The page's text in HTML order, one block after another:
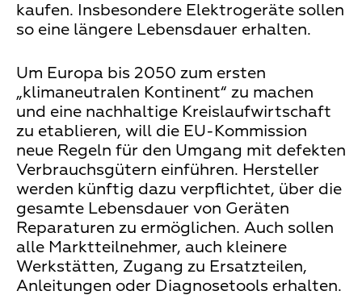
kaufen. Insbesondere Elektrogeräte sollen
so eine längere Lebensdauer erhalten.
Um Europa bis 2050 zum ersten
„klimaneutralen Kontinent“ zu machen
und eine nachhaltige Kreislaufwirtschaft
zu etablieren, will die EU-Kommission
neue Regeln für den Umgang mit defekten
Verbrauchsgütern einführen. Hersteller
werden künftig dazu verpflichtet, über die
gesamte Lebensdauer von Geräten
Reparaturen zu ermöglichen. Auch sollen
alle Marktteilnehmer, auch kleinere
Werkstätten, Zugang zu Ersatzteilen,
Anleitungen oder Diagnosetools erhalten.